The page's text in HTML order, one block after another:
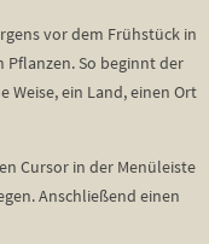
vor dem Frühstück in
So beginnt der
Weise, ein Land, einen Ort
Cursor in der Menüleiste
Anschließend einen